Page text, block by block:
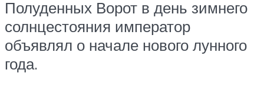
Полуденных Ворот в день зимнего
солнцестояния император
объявлял о начале нового лунного
года.